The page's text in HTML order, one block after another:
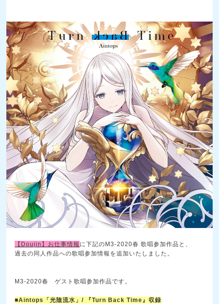
【Doujin】お仕事情報 に下記のM3-2020春 歌唱参加作品と、
過去の同人作品への歌唱参加情報を追加いたしました。
M3-2020春 ゲスト歌唱参加作品です。
■Aintops「光陰流水」/ 『Turn Back Time』収録